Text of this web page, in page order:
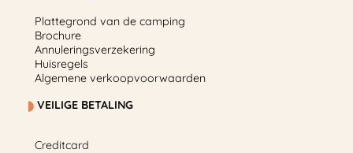
Plattegrond van de camping
Brochure
Annuleringsverzekering
Huisregels
Algemene verkoopvoorwaarden
VEILIGE BETALING
Creditcard